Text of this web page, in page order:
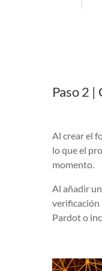
Paso 2
Al crear el
lo que el
momento.
Al añadir
verificación
Pardot o